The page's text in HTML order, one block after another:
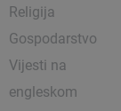
Religija
Gospodarstvo
Vijesti na
engleskom